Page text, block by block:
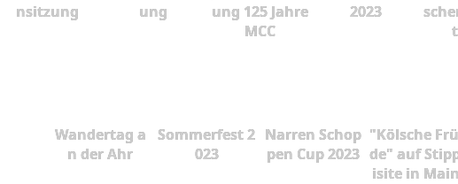
nsitzung
ung
ung 125 Jahre
MCC
2023
Wandertag a
n der Ahr
Sommerfest 2
023
Narren Schop
pen Cup 2023
"Kölsche
de" auf
isite in